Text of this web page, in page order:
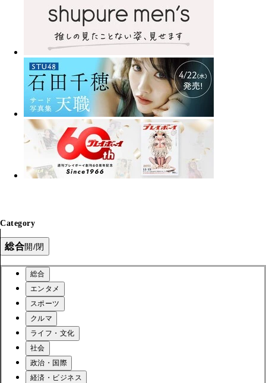
Category
総合開/閉
総合
エンタメ
スポーツ
クルマ
ライフ・文化
社会
政治・国際
経済・ビジネス